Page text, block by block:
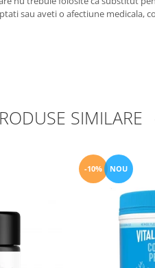
sau aveti o afectiune medicala,
SIMILARE
-10% NOU